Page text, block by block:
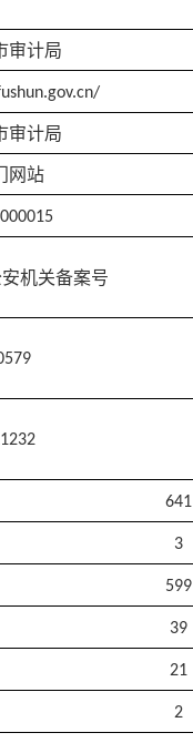
审计局
审计局
网站
机关备案号
641
3
599
39
21
2